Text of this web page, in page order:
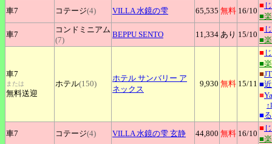
車7 コテージ(4) VILLA水鏡の雫 65,535 無料 16/10
■
■
車7
コンドミニアム
(7)
BEPPU SENTO 11,334 あり 15/10
■
■
車7
または
無料送迎
ホテル(150)
ホテル サンバリー ア
ネックス
9,930 無料 15/11
■
■
■
■
■
■
車7
コテージ(4) VILLA水鏡の雫 玄静 44,800 無料 16/10
■
■